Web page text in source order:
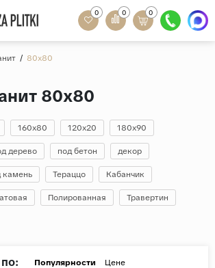
60х60
20x120
80x160
20x90
0 0 0
/ 80x80
80x80
160x80 120x20 180x90
дерево под бетон декор
камень Тераццо Кабанчик
Полированная Травертин
Популярности Цене